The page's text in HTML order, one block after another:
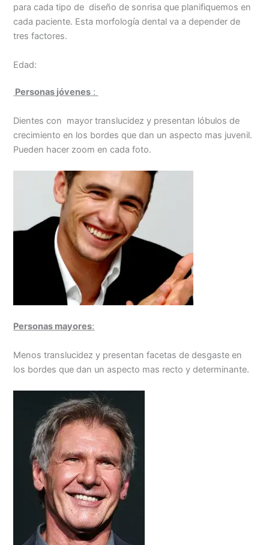
para cada tipo de diseño de sonrisa que planifiquemos en
cada paciente. Esta morfología dental va a depender de
tres factores.
Edad:
Personas jóvenes :
Dientes con mayor translucidez y presentan lóbulos de
crecimiento en los bordes que dan un aspecto mas juvenil.
Pueden hacer zoom en cada foto.
Personas mayores:
Menos translucidez y presentan facetas de desgaste en
los bordes que dan un aspecto mas recto y determinante.